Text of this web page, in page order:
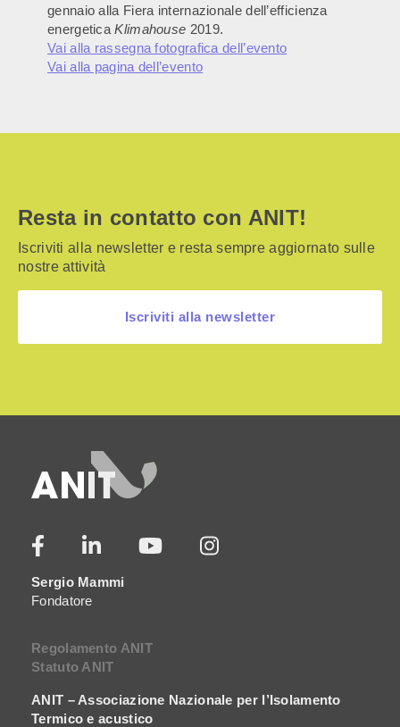
gennaio alla Fiera internazionale dell’efficienza
energeticaKlimahouse 2019.
Vai alla rassegna fotografica dell’evento
Vai alla pagina dell’evento
Resta in contatto con ANIT!
Iscriviti alla newsletter e resta sempre aggiornato sulle
nostre attività
Iscriviti alla newsletter
Sergio Mammi
Fondatore
Regolamento ANIT
Statuto ANIT
ANIT – Associazione Nazionale per l’Isolamento
Termico e acustico